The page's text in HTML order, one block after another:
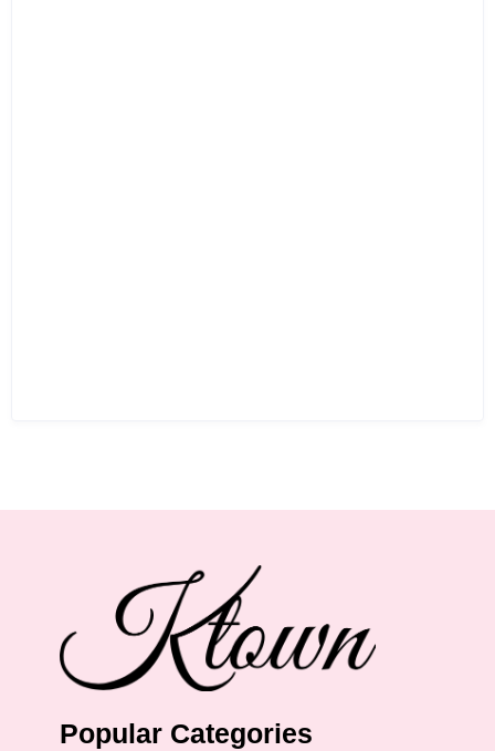
Popular Categories